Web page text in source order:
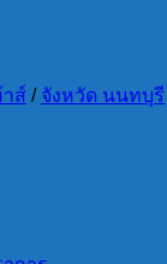
ส์ / จังหวัด นนทบุรี